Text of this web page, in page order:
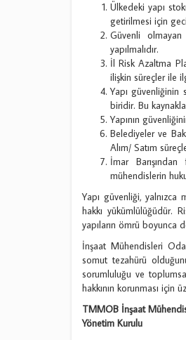
Ülkedeki yapı
getirilmesi için
Güvenli
yapılmalıdır.
İl Risk Azaltma
ilişkin süreçler ile
Yapı güvenliğinin
biridir. Bu
Yapının
Belediyeler ve
Alım/ Satım
İmar
mühendislerin
Yapı güvenliği,
hakkı yükümlülüğüdür.
yapıların ömrü boyunca
İnşaat Mühendisleri
somut tezahürü
sorumluluğu ve
hakkının korunması
TMMOB İnşaat
Yönetim Kurulu